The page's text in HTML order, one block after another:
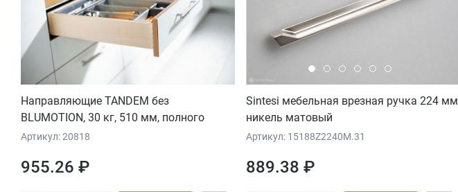
Направляющие TANDEM без
BLUMOTION, 30 кг, 510 мм, полного
выдвижения для боковин 11-16 мм,
Артикул: 20818
955.26 ₽
Sintesi мебельная врезная ручка 224 мм
никель матовый
Артикул: 15188Z2240M.31
889.38 ₽